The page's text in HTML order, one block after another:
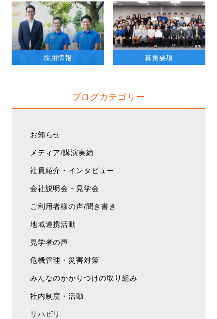
採用情報 募集要項
ブログカテゴリー
お知らせ
メディア/講演実績
社員紹介・インタビュー
会社説明会・見学会
ご利用者様の声/聞き書き
地域連携活動
見学者の声
危機管理・災害対策
みんなのかかりつけの取り組み
社内制度・活動
リハビリ